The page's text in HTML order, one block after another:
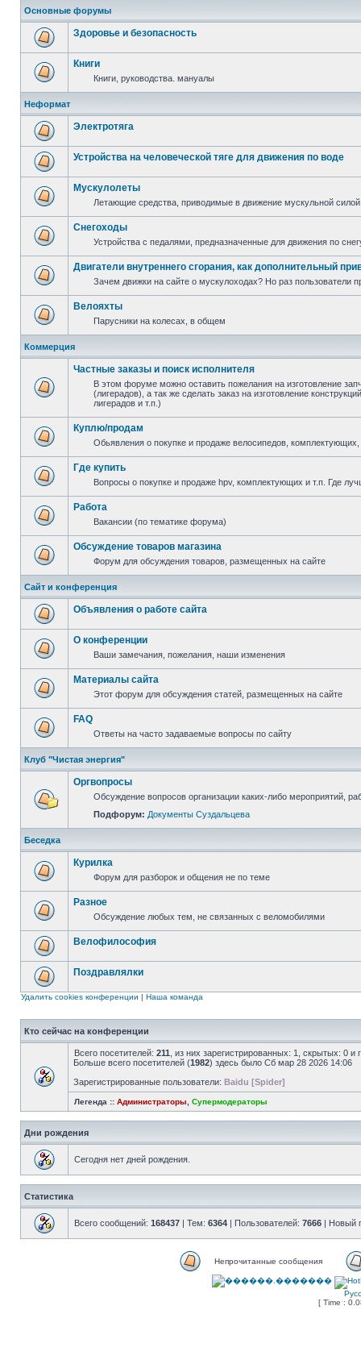
Основные форумы
Здоровье и безопасность
Книги
Книги, руководства. мануалы
Неформат
Электротяга
Устройства на человеческой тяге для движения по воде
Мускулолеты
Летающие средства, приводимые в движение мускульной силой
Снегоходы
Устройства с педалями, предназначенные для движения по
Двигатели внутреннего сгорания, как дополнительный
Зачем движки на сайте о мускулоходах? Но раз пользователи
Велояхты
Парусники на колесах, в общем
Коммерция
Частные заказы и поиск исполнителя
В этом форуме можно оставить пожелания на изготовление
(лигерадов), а так же сделать заказ на изготовление
лигерадов и т.п.)
Куплю/продам
Обьявления о покупке и продаже велосипедов,
Где купить
Вопросы о покупке и продаже hpv, комплектующих и т.п. Где
Работа
Вакансии (по тематике форума)
Обсуждение товаров магазина
Форум для обсуждения товаров, размещенных на сайте
Сайт и конференция
Объявления о работе сайта
О конференции
Ваши замечания, пожелания, наши изменения
Материалы сайта
Этот форум для обсуждения статей, размещенных на сайте
FAQ
Ответы на часто задаваемые вопросы по сайту
Клуб "Чистая энергия"
Оргвопросы
Обсуждение вопросов организации каких-либо мероприятий,
Подфорум: Документы Суздальцева
Беседка
Курилка
Форум для разборок и общения не по теме
Разное
Обсуждение любых тем, не связанных с веломобилями
Велофилософия
Поздравлялки
Удалить cookies конференции | Наша команда
Кто сейчас на конференции
Всего посетителей: 211 , из них зарегистрированных: 1, скрытых: 0
Больше всего посетителей (1982) здесь было Сб мар 28 2026 14:06
Зарегистрированные пользователи: Baidu [Spider]
Легенда :: Администраторы Супермодераторы
Дни рождения
Сегодня нет дней рождения.
Статистика
Всего сообщений: 168437 | Тем: 6364 | Пользователей: 7666 | Новый
Непрочитанные сообщения
[ Time :